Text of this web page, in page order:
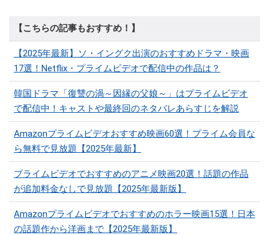
【こちらの記事もおすすめ！】
【2025年最新】ソ・イングク出演のおすすめドラマ・映画
17選！Netflix・プライムビデオで配信中の作品は？
韓国ドラマ「復讐の渦～因縁の父娘～」はプライムビデオ
で配信中！キャストや最終回のネタバレあらすじを解説
Amazonプライムビデオおすすめ映画60選！プライム会員な
ら無料で見放題【2025年最新】
プライムビデオでおすすめのアニメ映画20選！話題の作品
が追加料金なしで見放題【2025年最新版】
Amazonプライムビデオでおすすめのホラー映画15選！日本
の話題作から洋画まで【2025年最新版】